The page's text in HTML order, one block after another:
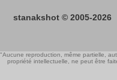
stanakshot © 2005-2026
"Aucune reproduction, même partielle,
propriété intellectuelle, ne peut être